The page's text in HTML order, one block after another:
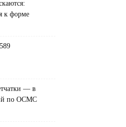
к форме
— в
по ОСМС